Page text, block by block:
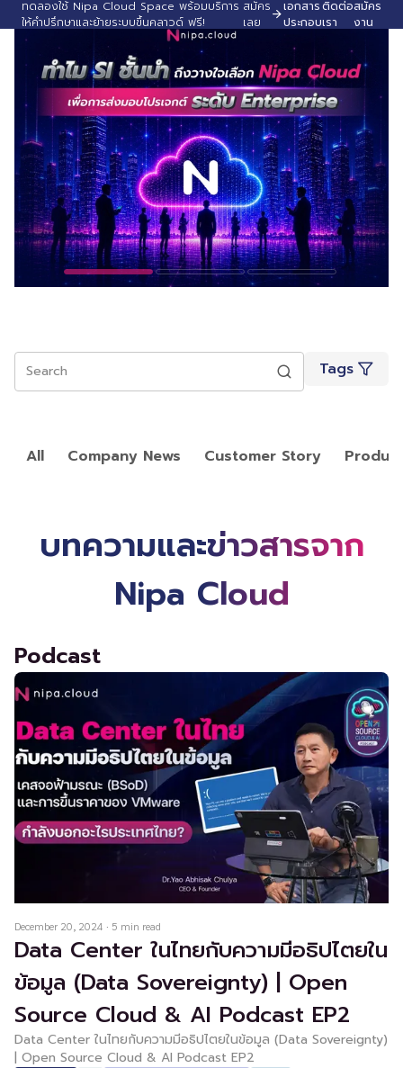
ทดลองใช้ Nipa Cloud Space พร้อมบริการ
ให้คำปรึกษาและย้ายระบบขึ้นคลาวด์ ฟรี!
สมัคร
เลย
เอกสาร
ประกอบ
ติดต่อ
เรา
สมัคร
งาน
Search Tags
All Company News Customer Story
บทความและข่าวสารจาก
Nipa Cloud
Podcast
December 20, 2024 · 5 min read
Data Center ในไทยกับความมีอธิปไตยใน
ข้อมูล (Data Sovereignty) | Open
Source Cloud & AI Podcast EP2
Data Center ในไทยกับความมีอธิปไตยในข้อมูล (Data Sovereignty)
| Open Source Cloud & AI Podcast EP2